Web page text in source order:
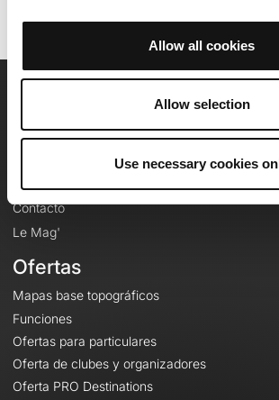
Allow all cookies
Allow selection
Use necessary cookies
Equipo
A proposito
Contacto
Le Mag'
Ofertas
Mapas base topográficos
Funciones
Ofertas para particulares
Oferta de clubes y organizadores
Oferta PRO Destinations